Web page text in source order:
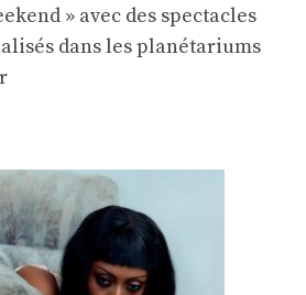
» avec des spectacles
dans les planétariums